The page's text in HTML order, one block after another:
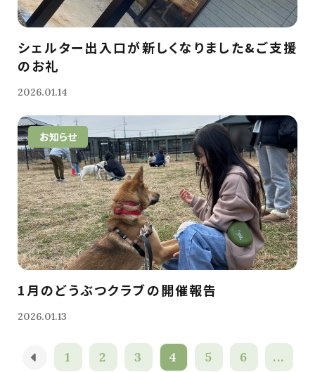
シェルター出入口が新しくなりました&ご支援
のお礼
2026.01.14
お知らせ
1月のどうぶつクラブの開催報告
2026.01.13
1 2 3 4 5 6 ...